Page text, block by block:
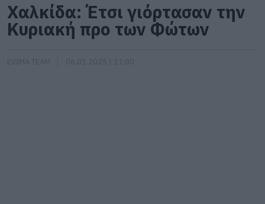
Χαλκίδα: Έτσι γιόρτασαν την
Κυριακή προ των Φώτων